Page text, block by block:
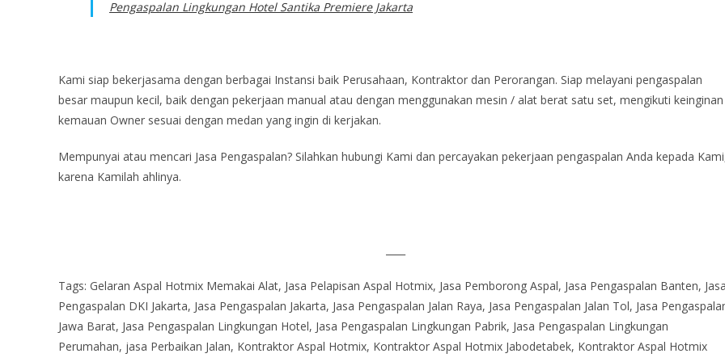
Pengaspalan Lingkungan Hotel Santika Premiere Jakarta
Kami siap bekerjasama dengan berbagai Instansi baik Perusahaan, Kontraktor dan Perorangan. Siap melayani pengaspalan
besar maupun kecil, baik dengan pekerjaan manual atau dengan menggunakan mesin / alat berat satu set, mengikuti
kemauan Owner sesuai dengan medan yang ingin di kerjakan.
Mempunyai atau mencari Jasa Pengaspalan? Silahkan hubungi Kami dan percayakan pekerjaan pengaspalan Anda kepada
karena Kamilah ahlinya.
Tags: Gelaran Aspal Hotmix Memakai Alat, Jasa Pelapisan Aspal Hotmix, Jasa Pemborong Aspal, Jasa Pengaspalan Banten, Jasa
Pengaspalan DKI Jakarta, Jasa Pengaspalan Jakarta, Jasa Pengaspalan Jalan Raya, Jasa Pengaspalan Jalan Tol, Jasa
Jawa Barat, Jasa Pengaspalan Lingkungan Hotel, Jasa Pengaspalan Lingkungan Pabrik, Jasa Pengaspalan Lingkungan
Perumahan, jasa Perbaikan Jalan, Kontraktor Aspal Hotmix, Kontraktor Aspal Hotmix Jabodetabek, Kontraktor Aspal Hotmix